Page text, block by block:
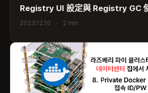
Registry UI 設定與 Registry GC
2023.12.10 2 min